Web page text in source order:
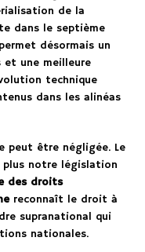
de la
dans le septième
désormais un
une meilleure
technique
dans les alinéas
peut être négligée. Le
plus notre législation
des droits
reconnaît le droit à
supranational qui
nationales.